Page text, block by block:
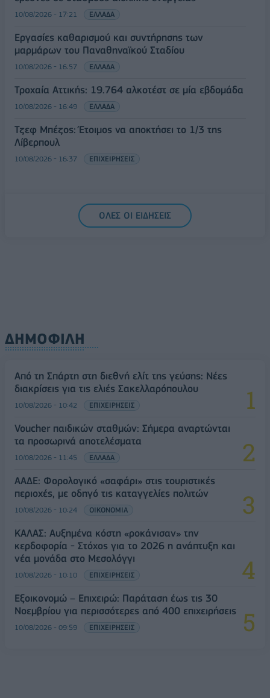
10/08/2026 - 17:21 ΕΛΛΑΔΑ
Εργασίες καθαρισμού και συντήρησης των
μαρμάρων του Παναθηναϊκού Σταδίου
10/08/2026 - 16:57 ΕΛΛΑΔΑ
Τροχαία Αττικής: 19.764 αλκοτέστ σε μία εβδομάδα
10/08/2026 - 16:49 ΕΛΛΑΔΑ
Τζεφ Μπέζος: Έτοιμος να αποκτήσει το 1/3 της
Λίβερπουλ
10/08/2026 - 16:37 ΕΠΙΧΕΙΡΗΣΕΙΣ
ΟΛΕΣ ΟΙ ΕΙΔΗΣΕΙΣ
ΔΗΜΟΦΙΛΗ
Από τη Σπάρτη στη διεθνή ελίτ της γεύσης: Νέες
διακρίσεις για τις ελιές Σακελλαρόπουλου
10/08/2026 - 10:42 ΕΠΙΧΕΙΡΗΣΕΙΣ
Voucher παιδικών σταθμών: Σήμερα αναρτώνται
τα προσωρινά αποτελέσματα
10/08/2026 - 11:45 ΕΛΛΑΔΑ
ΑΑΔΕ: Φορολογικό «σαφάρι» στις τουριστικές
περιοχές, με οδηγό τις καταγγελίες πολιτών
10/08/2026 - 10:24 ΟΙΚΟΝΟΜΙΑ
ΚΑΛΑΣ: Αυξημένα κόστη «ροκάνισαν» την
κερδοφορία - Στόχος για το 2026 η ανάπτυξη και
νέα μονάδα στο Μεσολόγγι
10/08/2026 - 10:10 ΕΠΙΧΕΙΡΗΣΕΙΣ
Εξοικονομώ – Επιχειρώ: Παράταση έως τις 30
Νοεμβρίου για περισσότερες από 400 επιχειρήσεις
10/08/2026 - 09:59 ΕΠΙΧΕΙΡΗΣΕΙΣ